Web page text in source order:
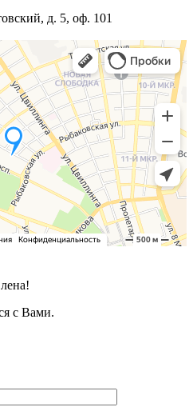
д. 5, оф. 101
с Вами.